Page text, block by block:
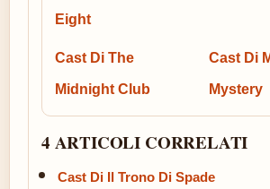
Eight
Cast Di The
Midnight Club
Cast Di
Mystery
4 ARTICOLI CORRELATI
Cast Di Il Trono Di Spade